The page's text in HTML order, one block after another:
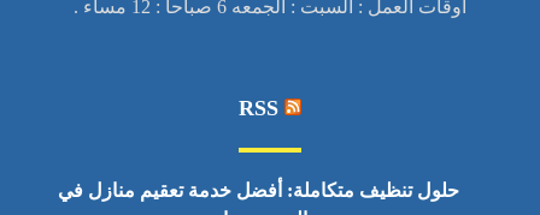
أوقات العمل : السبت : الجمعه 6 صباحا : 12 مساء .
RSS
حلول تنظيف متكاملة: أفضل خدمة تعقيم منازل في